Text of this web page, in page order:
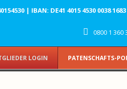
| IBAN: DE41 4015 4530 0038
0800 1
LOGIN PATENSCHAFTS-